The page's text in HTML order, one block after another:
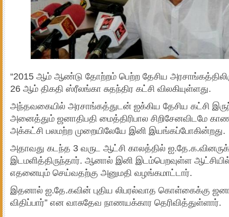
“2015 ஆம் ஆண்டு தோற்றம் பெற்ற தேசிய
26 ஆம் திகதி ஸ்ரீலங்கா சுதந்திர கட்சி விலகியுள்ளது.
அந்தவகையில் அரசாங்கத்துடன் ஐக்கிய தேசிய கட்சி
அனைத்தும் ஜனாதிபதி மைத்திரிபால சிறிசேனவிடமே
அக்கட்சி பலமற்ற முறையிலேயே இனி இயங்கப்போகின்றது.
அதாவது கடந்த 3 வருட ஆட்சி காலத்தில்
இடமளித்திருந்தார். ஆனால் இனி இடம்பெறவுள்ள ஆட்சியில்
எதனையும் செய்வதற்கு அனுமதி வழங்கமாட்டார்.
இதனால் ஐ.தே.கவின் புதிய லிபரல்வாத கொள்கைக்கு
விதிப்பார்” என வாசுதேவ நாணயக்கார தெரிவித்துள்ளார்.